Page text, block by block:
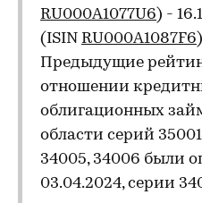
RU000A1077U6) -
(ISIN RU000A1087F6
Предыдущие
отношении
облигационных
области серий
34005, 34006 были
03.04.2024, серии